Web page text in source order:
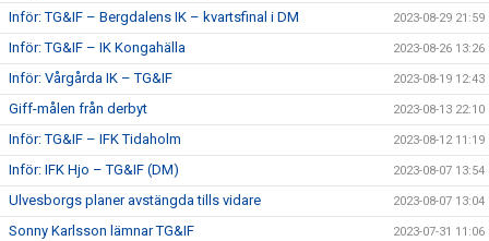
Inför: TG&IF – Bergdalens IK – kvartsfinal i DM 2023-08-29 21:59
Inför: TG&IF – IK Kongahälla 2023-08-26 13:26
Inför: Vårgårda IK – TG&IF 2023-08-19 12:43
Giff-målen från derbyt 2023-08-13 22:10
Inför: TG&IF – IFK Tidaholm 2023-08-12 11:19
Inför: IFK Hjo – TG&IF (DM) 2023-08-07 13:54
Ulvesborgs planer avstängda tills vidare 2023-08-07 13:04
Sonny Karlsson lämnar TG&IF 2023-07-31 11:06